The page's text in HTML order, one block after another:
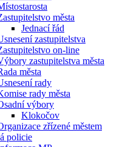
města
Jednací řád
zastupitelstva
on-line
zastupitelstva města
města
rady
rady města
výbory
Klokočov
zřízené městem
policie